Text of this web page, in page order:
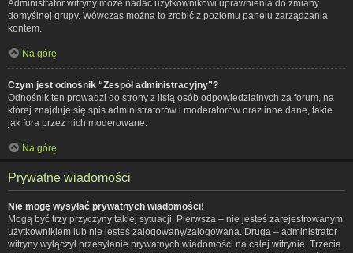
Administrator witryny może nadać użytkownikowi uprawnienia do zmiany
domyślnej grupy. Wówczas można to zrobić z poziomu panelu zarządzania
kontem.
Na górę
Czym jest odnośnik “Zespół administracyjny”?
Odnośnik ten prowadzi do strony z listą osób odpowiedzialnych za forum, na
której znajduje się spis administratorów i moderatorów oraz inne dane, takie
jak fora przez nich moderowane.
Na górę
Prywatne wiadomości
Nie mogę wysyłać prywatnych wiadomości!
Mogą być trzy przyczyny takiej sytuacji. Pierwsza – nie jesteś zarejestrowanym
użytkownikiem lub nie jesteś zalogowany/zalogowana. Druga – administrator
witryny wyłączył przesyłanie prywatnych wiadomości na całej witrynie. Trzecia